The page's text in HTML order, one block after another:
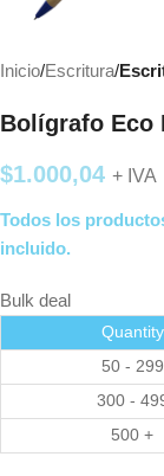
Inicio Escritura
Bolígrafo Eco
$1.000,04 + IVA
Todos los
incluido.
Bulk deal
Quantity
50 - 299
300 -
500 +